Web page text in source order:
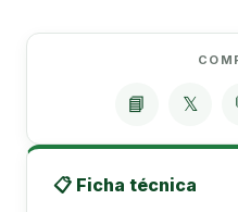
📘 𝕏
📋 Ficha técnica